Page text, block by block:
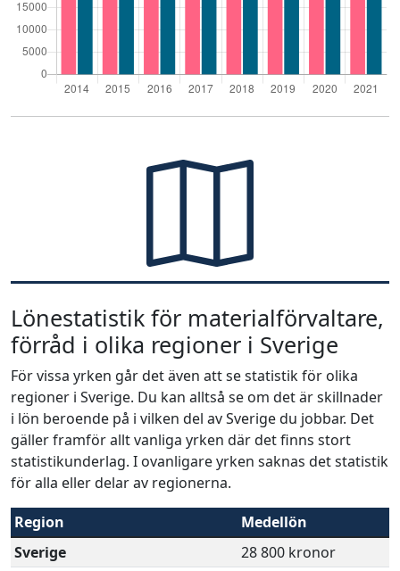
Lönestatistik för materialförvaltare,
förråd i olika regioner i Sverige
För vissa yrken går det även att se statistik för olika
regioner i Sverige. Du kan alltså se om det är skillnader
i lön beroende på i vilken del av Sverige du jobbar. Det
gäller framför allt vanliga yrken där det finns stort
statistikunderlag. I ovanligare yrken saknas det statistik
för alla eller delar av regionerna.
Region
Medellön
Sverige
28 800 kronor